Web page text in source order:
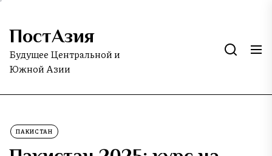
Skip
the
content
ПостАзия
Будущее Центральной и
Южной Азии
ПАКИСТАН